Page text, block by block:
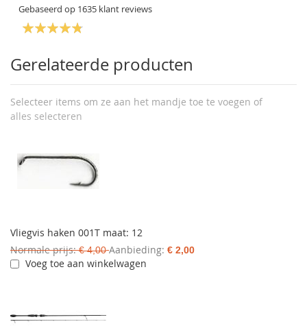
Gebaseerd op 1635 klant reviews
Gerelateerde producten
Selecteer items om ze aan het mandje toe te voegen of
alles selecteren
Vliegvis haken 001T maat: 12
Normale prijs € 4,00 Aanbieding € 2,00
Voeg toe aan winkelwagen